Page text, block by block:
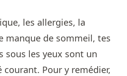
les allergies, la
manque de sommeil, tes
sous les yeux sont un
Pour y remédier,